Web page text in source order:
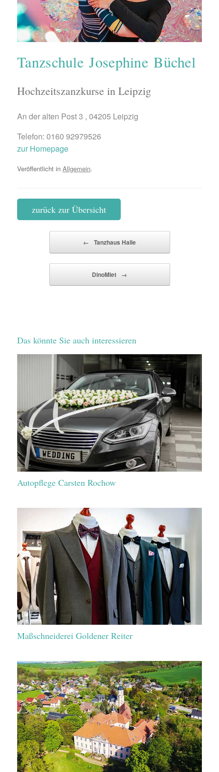
Tanzschule Josephine Büchel
Hochzeitszanzkurse in Leipzig
An der alten Post 3 , 04205 Leipzig
Telefon: 0160 92979526
zur Homepage
Veröffentlicht in Allgemein.
zurück zur Übersicht
← Tanzhaus Halle
DinoMiet →
Das könnte Sie auch interessieren
Autopflege Carsten Rochow
Maßschneiderei Goldener Reiter